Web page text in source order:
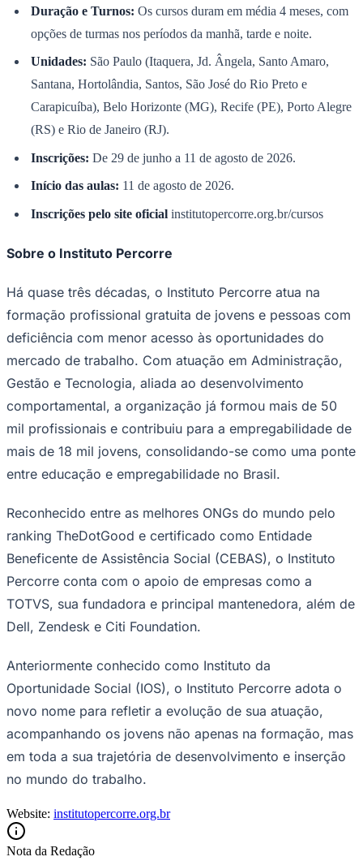
Santos
Duração e Turnos: Os cursos duram em média 4 meses, com
opções de turmas nos períodos da manhã, tarde e noite.
Unidades: São Paulo (Itaquera, Jd. Ângela, Santo Amaro,
Santana, Hortolândia, Santos, São José do Rio Preto e
Carapicuíba), Belo Horizonte (MG), Recife (PE), Porto Alegre
(RS) e Rio de Janeiro (RJ).
Inscrições: De 29 de junho a 11 de agosto de 2026.
Início das aulas: 11 de agosto de 2026.
Inscrições pelo site oficialinstitutopercorre.org.br/cursos
Sobre o Instituto Percorre
Há quase três décadas, o Instituto Percorre atua na
formação profissional gratuita de jovens e pessoas com
deficiência com menor acesso às oportunidades do
mercado de trabalho. Com atuação em Administração,
Gestão e Tecnologia, aliada ao desenvolvimento
comportamental, a organização já formou mais de 50
mil profissionais e contribuiu para a empregabilidade de
mais de 18 mil jovens, consolidando-se como uma ponte
entre educação e empregabilidade no Brasil.
Reconhecido entre as melhores ONGs do mundo pelo
ranking TheDotGood e certificado como Entidade
Beneficente de Assistência Social (CEBAS), o Instituto
Percorre conta com o apoio de empresas como a
TOTVS, sua fundadora e principal mantenedora, além de
Dell, Zendesk e Citi Foundation.
Anteriormente conhecido como Instituto da
Oportunidade Social (IOS), o Instituto Percorre adota o
novo nome para refletir a evolução de sua atuação,
acompanhando os jovens não apenas na formação, mas
em toda a sua trajetória de desenvolvimento e inserção
no mundo do trabalho.
Website: institutopercorre.org.br
Nota da Redação